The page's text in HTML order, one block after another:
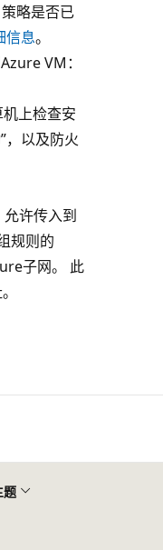
略是否已
信息。
VM：
上检查安
，以及防火
许传入到
规则的
子网。 此
题